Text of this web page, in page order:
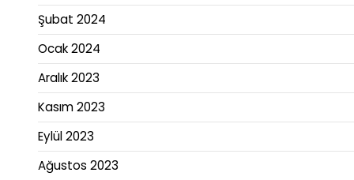
Şubat 2024
Ocak 2024
Aralık 2023
Kasım 2023
Eylül 2023
Ağustos 2023